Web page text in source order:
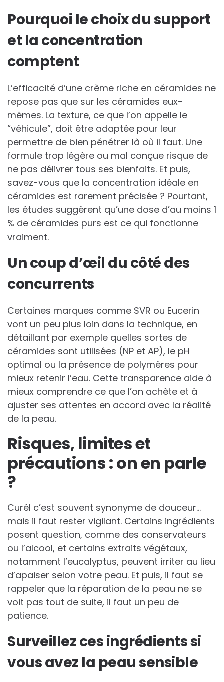
Pourquoi le choix du support
et la concentration
comptent
L’efficacité d’une crème riche en céramides ne
repose pas que sur les céramides eux-
mêmes. La texture, ce que l’on appelle le
“véhicule”, doit être adaptée pour leur
permettre de bien pénétrer là où il faut. Une
formule trop légère ou mal conçue risque de
ne pas délivrer tous ses bienfaits. Et puis,
savez-vous que la concentration idéale en
céramides est rarement précisée ? Pourtant,
les études suggèrent qu’une dose d’au moins 1
% de céramides purs est ce qui fonctionne
vraiment.
Un coup d’œil du côté des
concurrents
Certaines marques comme SVR ou Eucerin
vont un peu plus loin dans la technique, en
détaillant par exemple quelles sortes de
céramides sont utilisées (NP et AP), le pH
optimal ou la présence de polymères pour
mieux retenir l’eau. Cette transparence aide à
mieux comprendre ce que l’on achète et à
ajuster ses attentes en accord avec la réalité
de la peau.
Risques, limites et
précautions : on en parle
?
Curél c’est souvent synonyme de douceur…
mais il faut rester vigilant. Certains ingrédients
posent question, comme des conservateurs
ou l’alcool, et certains extraits végétaux,
notamment l’eucalyptus, peuvent irriter au lieu
d’apaiser selon votre peau. Et puis, il faut se
rappeler que la réparation de la peau ne se
voit pas tout de suite, il faut un peu de
patience.
Surveillez ces ingrédients si
vous avez la peau sensible